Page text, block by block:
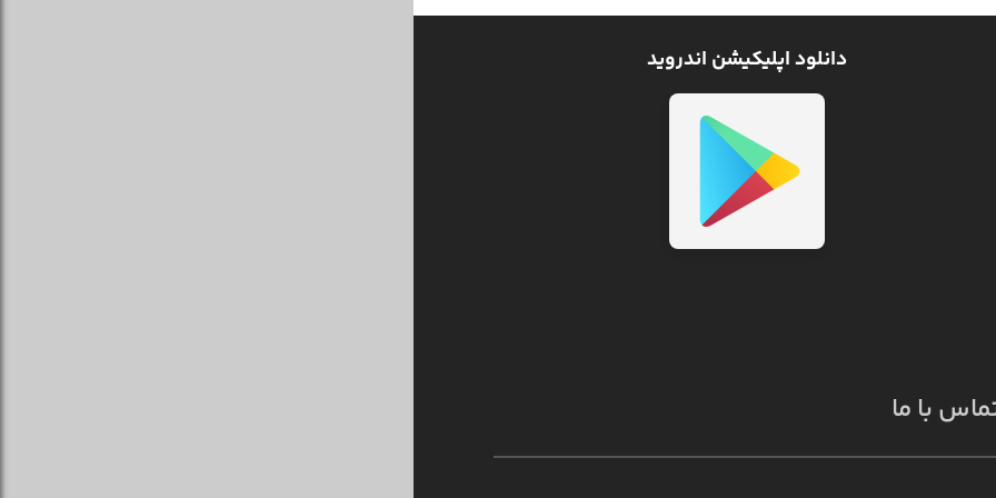
دانلود اپلیکیشن اندروید
با ما